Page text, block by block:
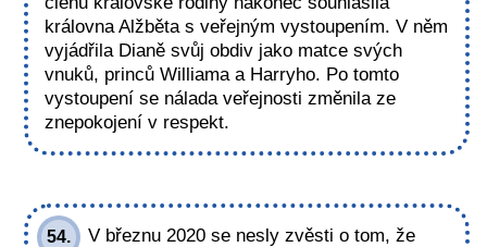
královna Alžběta s veřejným vystoupením. V něm
vyjádřila Dianě svůj obdiv jako matce svých
vnuků, princů Williama a Harryho. Po tomto
vystoupení se nálada veřejnosti změnila ze
znepokojení v respekt.
54.
V březnu 2020 se nesly zvěsti o tom, že